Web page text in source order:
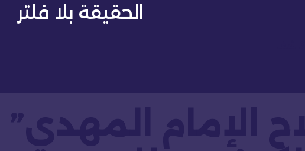
الحقيقة بلا فلتر
الإمام المهدي” و